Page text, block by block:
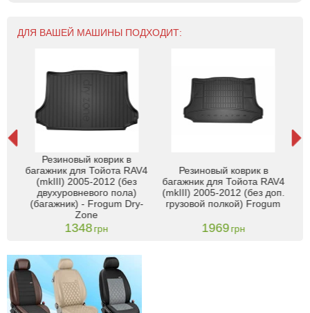
ДЛЯ ВАШЕЙ МАШИНЫ ПОДХОДИТ:
Резиновый коврик в
багажник для Тойота RAV4
(mkIII) 2005-2012 (без
двухуровневого пола)
(багажник) - Frogum Dry-
Zone
1348грн
Резиновый коврик в
багажник для Тойота RAV4
(mkIII) 2005-2012 (без доп.
грузовой полкой) Frogum
1969грн